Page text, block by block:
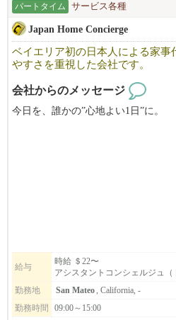
パートタイム サービス各種
Japan Home Concierge
ベイエリア初の日本人による家事
やすさを重視した会社です。
会社からのメッセージ
今日を、誰かの”心地よい1日”に。
現在サンマテオ支部、サンタクララ
足しました。
更なるサービス拡大のためベイエリ
集しています。
給与
時給 ＄22〜
アシスタントコンシェルジュ（
勤務地
San Mateo, California, -
勤務時間
09:00～15:00